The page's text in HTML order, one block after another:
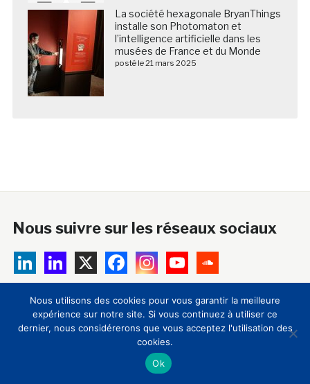
La société hexagonale BryanThings
installe son Photomaton et
l’intelligence artificielle dans les
musées de France et du Monde
posté le 21 mars 2025
Nous suivre sur les réseaux sociaux
A propos
18 ans après sa création, le Club Innovation & Culture
CLIC est devenu la principale plateforme
Nous utilisons des cookies pour vous garantir la meilleure
expérience sur notre site. Si vous continuez à utiliser ce
dernier, nous considérerons que vous acceptez l'utilisation des
cookies.
Ok